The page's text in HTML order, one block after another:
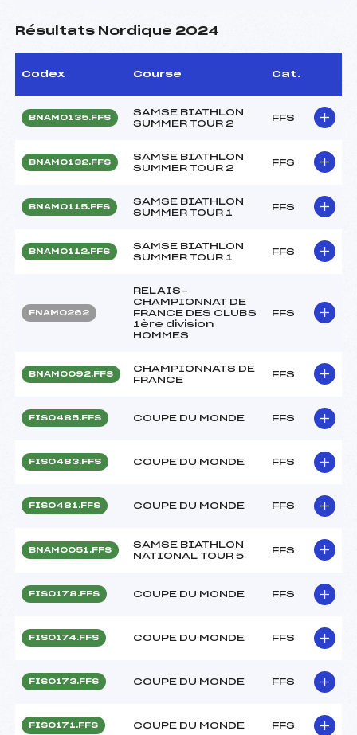
Résultats Nordique 2024
Codex Course Cat.
BNAM0135.FFS
SAMSE BIATHLON
SUMMER TOUR 2
FFS
BNAM0132.FFS
SAMSE BIATHLON
SUMMER TOUR 2
FFS
BNAM0115.FFS
SAMSE BIATHLON
SUMMER TOUR 1
FFS
BNAM0112.FFS
SAMSE BIATHLON
SUMMER TOUR 1
FFS
FNAM0262
RELAIS-
CHAMPIONNAT DE
FRANCE DES CLUBS
1ère division
HOMMES
FFS
BNAM0092.FFS
CHAMPIONNATS DE
FRANCE
FFS
FIS0485.FFS COUPE DU MONDE FFS
FIS0483.FFS COUPE DU MONDE FFS
FIS0481.FFS COUPE DU MONDE FFS
BNAM0051.FFS
SAMSE BIATHLON
NATIONAL TOUR 5
FFS
FIS0178.FFS COUPE DU MONDE FFS
FIS0174.FFS COUPE DU MONDE FFS
FIS0173.FFS COUPE DU MONDE FFS
FIS0171.FFS COUPE DU MONDE FFS